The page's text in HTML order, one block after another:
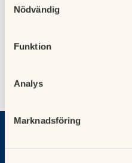
cookies och välja att endast
Nödvändig
Funktion
Analys
Marknadsföring